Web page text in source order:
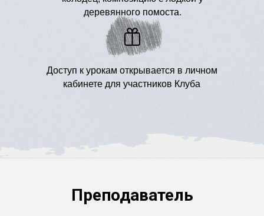
Доступ к урокам открывается в личном
кабинете для участников Клуба
деревянного помоста.
Преподаватель